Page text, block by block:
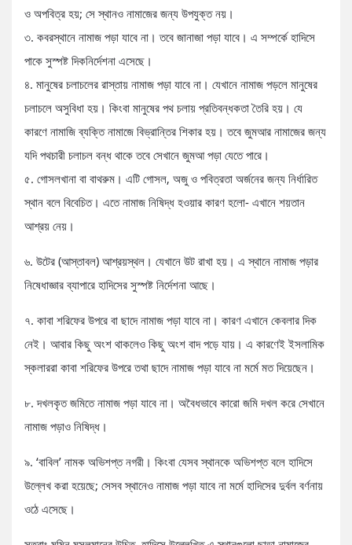
ও অপবিত্র হয়; সে স্থানও নামাজের জন্য উপযুক্ত নয়।
৩. কবরস্থানে নামাজ পড়া যাবে না। তবে জানাজা পড়া যাবে। এ সম্পর্কে হাদিসে
পাকে সুস্পষ্ট দিকনির্দেশনা এসেছে।
৪. মানুষের চলাচলের রাস্তায় নামাজ পড়া যাবে না। যেখানে নামাজ পড়লে মানুষের
চলাচলে অসুবিধা হয়। কিংবা মানুষের পথ চলায় প্রতিবন্ধকতা তৈরি হয়। যে
কারণে নামাজি ব্যক্তি নামাজে বিভ্রান্তির শিকার হয়। তবে জুমআর নামাজের জন্য
যদি পথচারী চলাচল বন্ধ থাকে তবে সেখানে জুমআ পড়া যেতে পারে।
৫. গোসলখানা বা বাথরুম। এটি গোসল, অজু ও পবিত্রতা অর্জনের জন্য নির্ধারিত
স্থান বলে বিবেচিত। এতে নামাজ নিষিদ্ধ হওয়ার কারণ হলো- এখানে শয়তান
আশ্রয় নেয়।
৬. উটের (আস্তাবল) আশ্রয়স্থল। যেখানে উট রাখা হয়। এ স্থানে নামাজ পড়ার
নিষেধাজ্ঞার ব্যাপারে হাদিসের সুস্পষ্ট নির্দেশনা আছে।
৭. কাবা শরিফের উপরে বা ছাদে নামাজ পড়া যাবে না। কারণ এখানে কেবলার দিক
নেই। আবার কিছু অংশ থাকলেও কিছু অংশ বাদ পড়ে যায়। এ কারণেই ইসলামিক
স্কলাররা কাবা শরিফের উপরে তথা ছাদে নামাজ পড়া যাবে না মর্মে মত দিয়েছেন।
৮. দখলকৃত জমিতে নামাজ পড়া যাবে না। অবৈধভাবে কারো জমি দখল করে সেখানে
নামাজ পড়াও নিষিদ্ধ।
৯. ‘বাবিল’ নামক অভিশপ্ত নগরী। কিংবা যেসব স্থানকে অভিশপ্ত বলে হাদিসে
উল্লেখ করা হয়েছে; সেসব স্থানেও নামাজ পড়া যাবে না মর্মে হাদিসের দুর্বল বর্ণনায়
ওঠে এসেছে।